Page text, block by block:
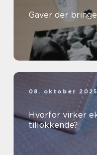
Gaver der
08. oktober
Hvorfor virker
tillokkende?